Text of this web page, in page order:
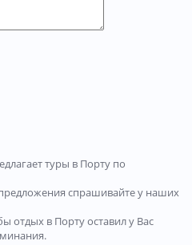
туры в Порту по
спрашивайте у наших
отдых в Порту оставил у Вас